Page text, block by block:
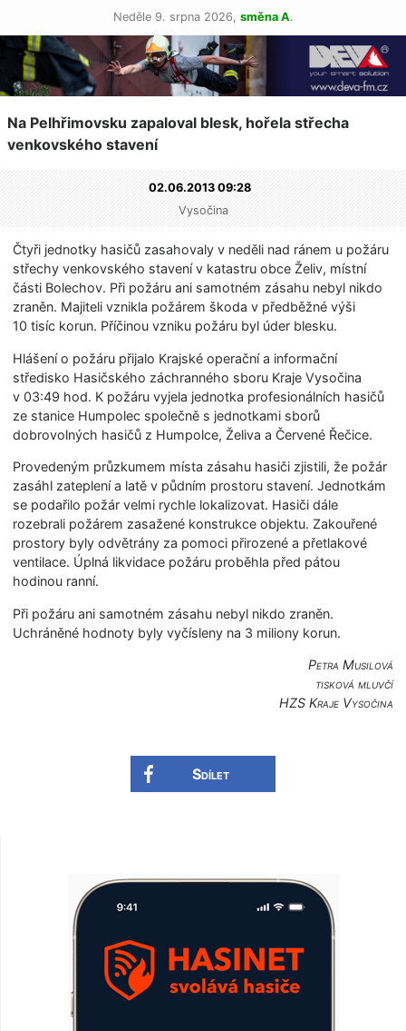
Neděle 9. srpna 2026, směna A.
Na Pelhřimovsku zapaloval blesk, hořela střecha
venkovského stavení
02.06.2013 09:28
Vysočina
Čtyři jednotky hasičů zasahovaly v neděli nad ránem u požáru
střechy venkovského stavení v katastru obce Želiv, místní
části Bolechov. Při požáru ani samotném zásahu nebyl nikdo
zraněn. Majiteli vznikla požárem škoda v předběžné výši
10 tisíc korun. Příčinou vzniku požáru byl úder blesku.
Hlášení o požáru přijalo Krajské operační a informační
středisko Hasičského záchranného sboru Kraje Vysočina
v 03:49 hod. K požáru vyjela jednotka profesionálních hasičů
ze stanice Humpolec společně s jednotkami sborů
dobrovolných hasičů z Humpolce, Želiva a Červené Řečice.
Provedeným průzkumem místa zásahu hasiči zjistili, že požár
zasáhl zateplení a latě v půdním prostoru stavení. Jednotkám
se podařilo požár velmi rychle lokalizovat. Hasiči dále
rozebrali požárem zasažené konstrukce objektu. Zakouřené
prostory byly odvětrány za pomoci přirozené a přetlakové
ventilace. Úplná likvidace požáru proběhla před pátou
hodinou ranní.
Při požáru ani samotném zásahu nebyl nikdo zraněn.
Uchráněné hodnoty byly vyčísleny na 3 miliony korun.
Petra Musilová
tisková mluvčí
HZS Kraje Vysočina
Sdílet